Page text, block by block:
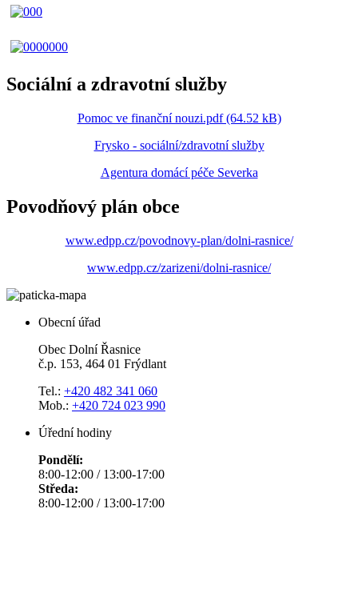
Sociální a zdravotní služby
Pomoc ve finanční nouzi.pdf (64.52 kB)
Frysko - sociální/zdravotní služby
Agentura domácí péče Severka
Povodňový plán obce
www.edpp.cz/povodnovy-plan/dolni-rasnice/
www.edpp.cz/zarizeni/dolni-rasnice/
Obecní úřad
Obec Dolní Řasnice
č.p. 153, 464 01 Frýdlant
Tel.: +420 482 341 060
Mob.: +420 724 023 990
Úřední hodiny
Pondělí:
8:00-12:00 / 13:00-17:00
Středa:
8:00-12:00 / 13:00-17:00